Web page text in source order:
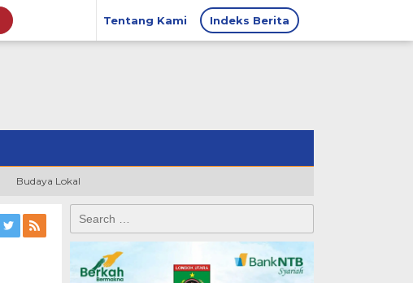
Tentang Kami Indeks Berita
Budaya Lokal
for: